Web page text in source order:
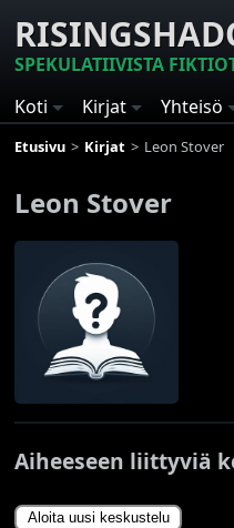
SPEKULATIIVISTA
Koti
Kirjat Yhteisö
Etusivu Kirjat Leon Stover
Leon Stover
Aiheeseen liittyviä
Aloita uusi keskustelu